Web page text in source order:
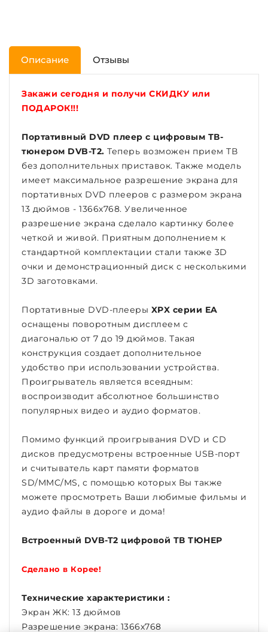
Описание Отзывы
Закажи сегодня и получи СКИДКУ или
ПОДАРОК!!!
Портативный DVD плеер с цифровым ТВ-
тюнером DVB-T2. Теперь возможен прием ТВ
без дополнительных приставок. Также модель
имеет максимальное разрешение экрана для
портативных DVD плееров с размером экрана
13 дюймов - 1366х768. Увеличенное
разрешение экрана сделало картинку более
четкой и живой. Приятным дополнением к
стандартной комплектации стали также 3D
очки и демонстрационный диск с несколькими
3D заготовками.
Портативные DVD-плееры XPX серии EA
оснащены поворотным дисплеем с
диагональю от 7 до 19 дюймов. Такая
конструкция создает дополнительное
удобство при использовании устройства.
Проигрыватель является всеядным:
воспроизводит абсолютное большинство
популярных видео и аудио форматов.
Помимо функций проигрывания DVD и CD
дисков предусмотрены встроенные USB-порт
и считыватель карт памяти форматов
SD/MMC/MS, с помощью которых Вы также
можете просмотреть Ваши любимые фильмы и
аудио файлы в дороге и дома!
Встроенный DVB-T2 цифровой ТВ ТЮНЕР
Сделано в Корее!
Технические характеристики :
Экран ЖК: 13 дюймов
Разрешение экрана: 1366х768